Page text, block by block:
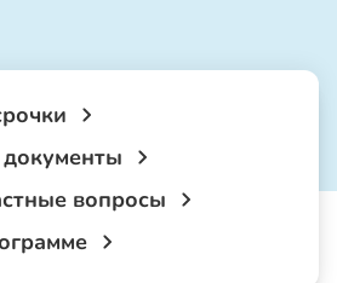
вопросы